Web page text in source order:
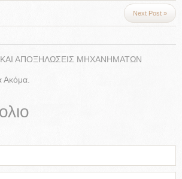
Next Post »
ΑΠΟΞΗΛΩΣΕΙΣ ΜΗΧΑΝΗΜΑΤΩΝ
Ακόμα.